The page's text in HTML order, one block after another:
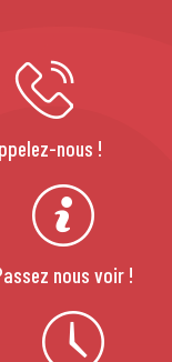
nous !
nous voir !